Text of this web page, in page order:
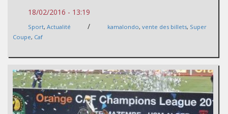
18/02/2016 - 13:19
Sport, Actualité / kamalondo, vente des billets, Super
Coupe, Caf